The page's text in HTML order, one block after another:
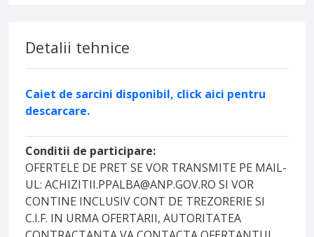
Detalii tehnice
Caiet de sarcini disponibil, click aici pentru
descarcare.
Conditii de participare:
OFERTELE DE PRET SE VOR TRANSMITE PE MAIL-
UL: ACHIZITII.PPALBA@ANP.GOV.RO SI VOR
CONTINE INCLUSIV CONT DE TREZORERIE SI
C.I.F. IN URMA OFERTARII, AUTORITATEA